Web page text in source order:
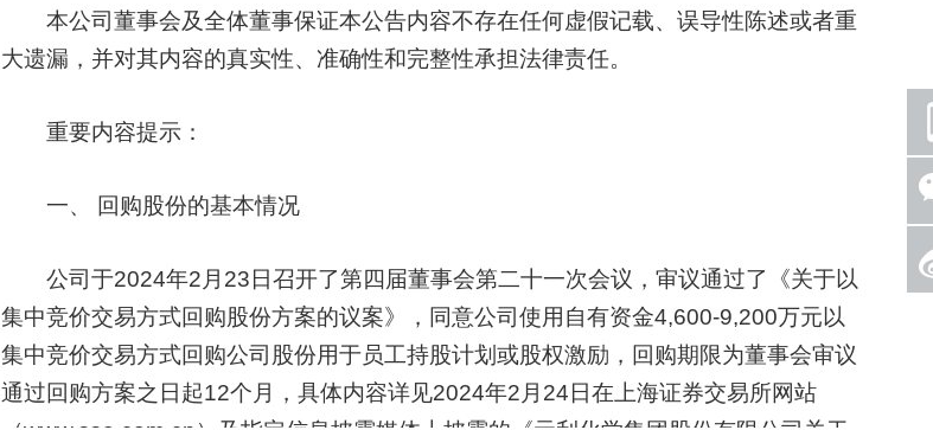
本公司董事会及全体董事保证本公告内容不存在任何虚假记载、误导性陈述或者重
大遗漏，并对其内容的真实性、准确性和完整性承担法律责任。
重要内容提示：
一、 回购股份的基本情况
公司于2024年2月23日召开了第四届董事会第二十一次会议，审议通过了《关于以
集中竞价交易方式回购股份方案的议案》，同意公司使用自有资金4,600-9,200万元以
集中竞价交易方式回购公司股份用于员工持股计划或股权激励，回购期限为董事会审议
通过回购方案之日起12个月，具体内容详见2024年2月24日在上海证券交易所网站